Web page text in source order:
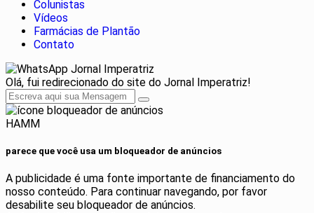
Colunistas
Vídeos
Farmácias de Plantão
Contato
Jornal Imperatriz
Olá, fui redirecionado do site do Jornal Imperatriz!
HAMM
parece que você usa um bloqueador de anúncios
A publicidade é uma fonte importante de financiamento do
nosso conteúdo. Para continuar navegando, por favor
desabilite seu bloqueador de anúncios.